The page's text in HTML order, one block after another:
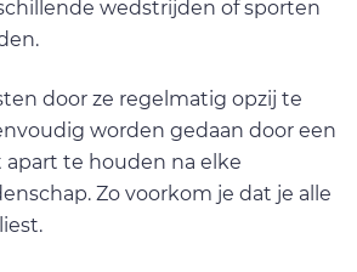
wedstrijden of sporten
door ze regelmatig opzij te
worden gedaan door een
apart te houden na elke
Zo voorkom je dat je alle